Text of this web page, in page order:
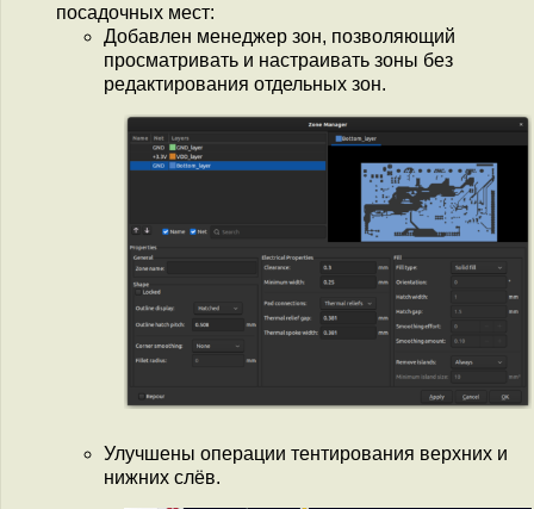
посадочных мест:
Добавлен менеджер зон, позволяющий
просматривать и настраивать зоны без
редактирования отдельных зон.
Улучшены операции тентирования верхних и
нижних слёв.